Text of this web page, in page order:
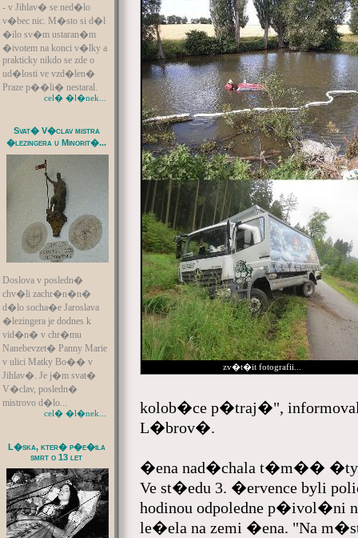
- v Jihlav� se ned�lo
v�bec nic. M�sto si d�l
�ilo sv�m ustaran�m
�ivotem na konci v�lky a
prakticky nikdo se zde o
ud�losti ve vzd�len�
Praze p��li� nestaral.
cel� �l�nek...
Svat� V�clav mistra
�lezingera u Minorit�...
Doslova v posledn�
chv�li zachr�n�n�
d�lo socha�e Jaroslava
�lezingera je dodnes k
vid�n� v chr�mu
Nanebevzet� Panny Marie
v ulici Matky Bo�� v
Jihlav�. Je j�m svat�
V�clav, posledn�
mistrovo d�lo...
cel� �l�nek...
L�ska, kter� p�e�ila
smrt o 13 let
zv�t�it fotografii...
kolob�ce p�traj�",
L�brov�.
�ena nad�chala t�m��
Ve st�edu 3. �ervence byli
hodinou odpoledne
le�ela na zemi �ena. "Na